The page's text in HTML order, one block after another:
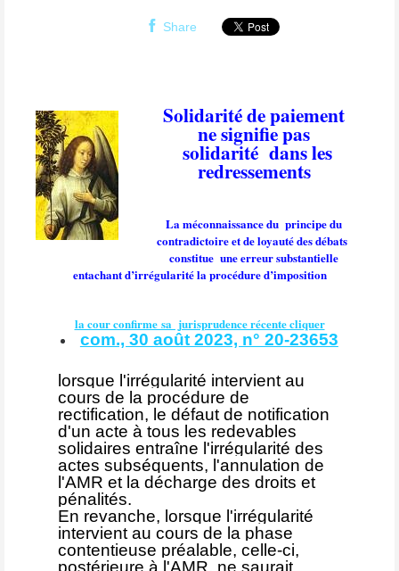
Share
Solidarité de paiement
ne signifie pas
solidarité dans les
redressements
La méconnaissance du principe du
contradictoire et de loyauté des débats
constitue une erreur substantielle
entachant d’irrégularité la procédure d’imposition
la cour confirme sa jurisprudence récente cliquer
com., 30 août 2023, n° 20-23653
lorsque l'irrégularité intervient au
cours de la procédure de
rectification, le défaut de notification
d'un acte à tous les redevables
solidaires entraîne l'irrégularité des
actes subséquents, l'annulation de
l'AMR et la décharge des droits et
pénalités.
En revanche, lorsque l'irrégularité
intervient au cours de la phase
contentieuse préalable, celle-ci,
postérieure à l'AMR, ne saurait